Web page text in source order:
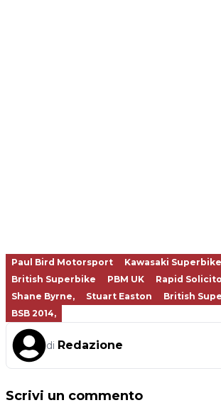
Paul Bird Motorsport
Kawasaki Superbike
British Superbike
PBM UK
Rapid
Shane Byrne,
Stuart Easton
British
BSB 2014,
di Redazione
Scrivi un commento